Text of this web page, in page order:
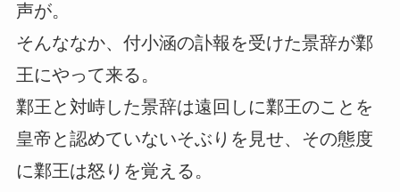
声が。
そんななか、付小涵の訃報を受けた景辞が鄴
王にやって来る。
鄴王と対峙した景辞は遠回しに鄴王のことを
皇帝と認めていないそぶりを見せ、その態度
に鄴王は怒りを覚える。